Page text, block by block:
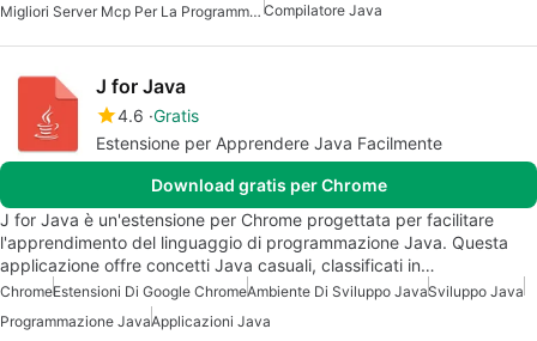
Migliori Server Mcp Per La Programmazione Compilatore Java
J for Java
4.6 Gratis
Estensione per Apprendere Java Facilmente
Download gratis per Chrome
J for Java è un'estensione per Chrome progettata per facilitare
l'apprendimento del linguaggio di programmazione Java. Questa
applicazione offre concetti Java casuali, classificati in…
ChromeEstensioni Di Google ChromeAmbiente Di Sviluppo JavaSviluppo Java
Programmazione JavaApplicazioni Java